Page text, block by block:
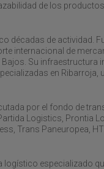
de los
de actividad.
internacional de
Su infraestructura
en Ribarroja,
por el fondo de
Logistics, Prontia
Trans Paneuropea,
logístico especializado